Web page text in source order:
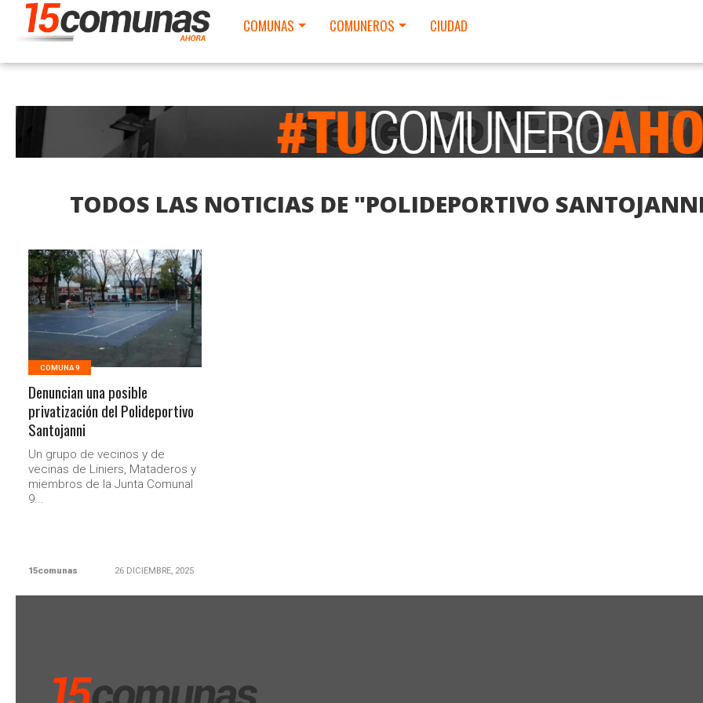
COMUNAS COMUNEROS CIUDAD
TODOS LAS NOTICIAS DE "POLIDEPORTIVO
LEER MAS
COMUNA 9
Denuncian una posible
privatización del Polideportivo
Santojanni
Un grupo de vecinos y de
vecinas de Liniers, Mataderos y
miembros de la Junta Comunal
9...
15comunas 26 DICIEMBRE, 2025